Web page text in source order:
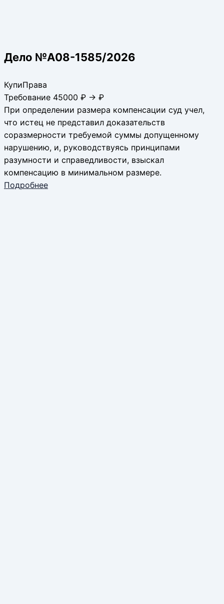
Дело №А08-1585/2026
КупиПрава
Требование 45000 ₽ → ₽
При определении размера компенсации суд учел,
что истец не представил доказательств
соразмерности требуемой суммы допущенному
нарушению, и, руководствуясь принципами
разумности и справедливости, взыскал
компенсацию в минимальном размере.
Подробнее